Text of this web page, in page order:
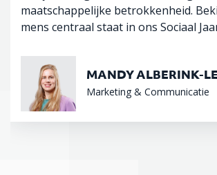
maatschappelijke betrokkenheid.
mens centraal staat in ons Sociaal
MANDY ALBERINK-
Marketing & Communicatie